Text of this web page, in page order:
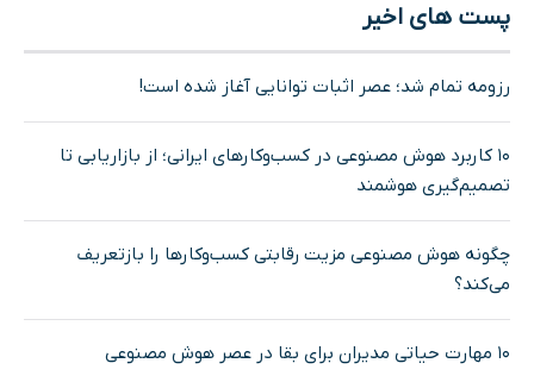
پست های اخیر
رزومه تمام شد؛ عصر اثبات توانایی آغاز شده است!
۱۰ کاربرد هوش مصنوعی در کسب‌وکارهای ایرانی؛ از بازاریابی تا
تصمیم‌گیری هوشمند
چگونه هوش مصنوعی مزیت رقابتی کسب‌وکارها را بازتعریف
می‌کند؟
۱۰ مهارت حیاتی مدیران برای بقا در عصر هوش مصنوعی